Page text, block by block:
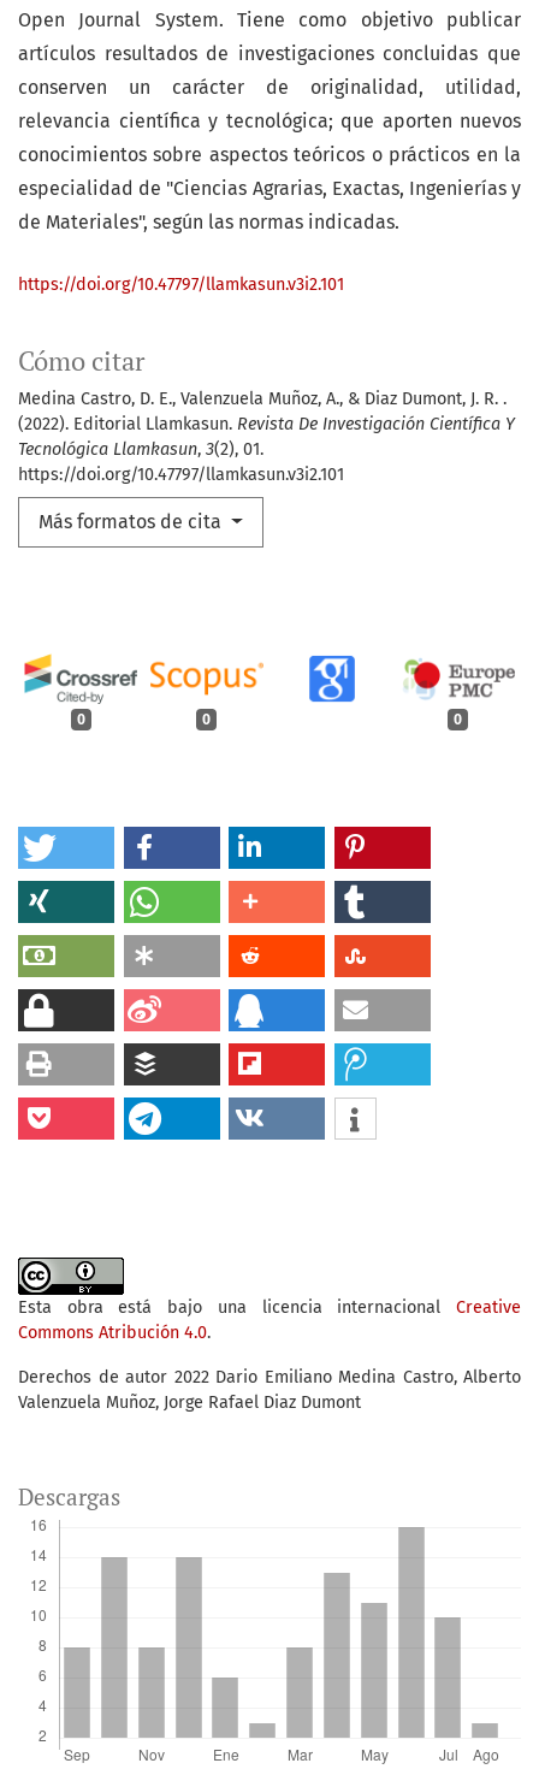
Cómo citar
Medina Castro, D. E., Valenzuela Muñoz, A., & Diaz Dumont, J. R. .
(2022). Editorial Llamkasun. Revista De Investigación Científica Y
Tecnológica Llamkasun, 3(2), 01.
https://doi.org/10.47797/llamkasun.v3i2.101
Más formatos de cita
0 0 0
Open Journal System. Tiene como objetivo publicar
artículos resultados de investigaciones concluidas que
conserven un carácter de originalidad, utilidad,
relevancia científica y tecnológica; que aporten nuevos
conocimientos sobre aspectos teóricos o prácticos en la
especialidad de "Ciencias Agrarias, Exactas, Ingenierías y
de Materiales", según las normas indicadas.
https://doi.org/10.47797/llamkasun.v3i2.101
Esta obra está bajo una licencia internacional Creative
Commons Atribución 4.0.
Derechos de autor 2022 Dario Emiliano Medina Castro, Alberto
Valenzuela Muñoz, Jorge Rafael Diaz Dumont
Descargas